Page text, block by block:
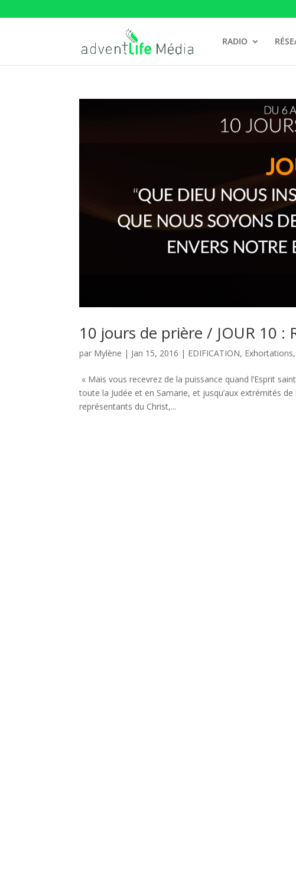
RADIO
10 jours de prière / JOUR 10 :
par Mylène | Jan 15, 2016 | EDIFICATION, Exhortations
« Mais vous recevrez de la puissance quand l’Esprit
toute la Judée et en Samarie, et jusqu’aux extrémités
représentants du Christ,...